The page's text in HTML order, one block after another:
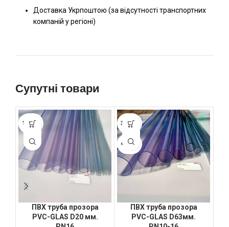
Доставка Укрпоштою (за відсутності транспортних
компаній у регіоні)
Супутні товари
1.5 ММ
ПВХ труба прозора
PVC-GLAS D20 мм.
3.0 ММ
4.7 ММ
ПВХ труба прозора
PVC-GLAS D63мм.